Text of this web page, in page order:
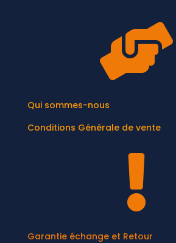

Qui sommes-nous
Conditions Générale de vente

Garantie échange et Retour